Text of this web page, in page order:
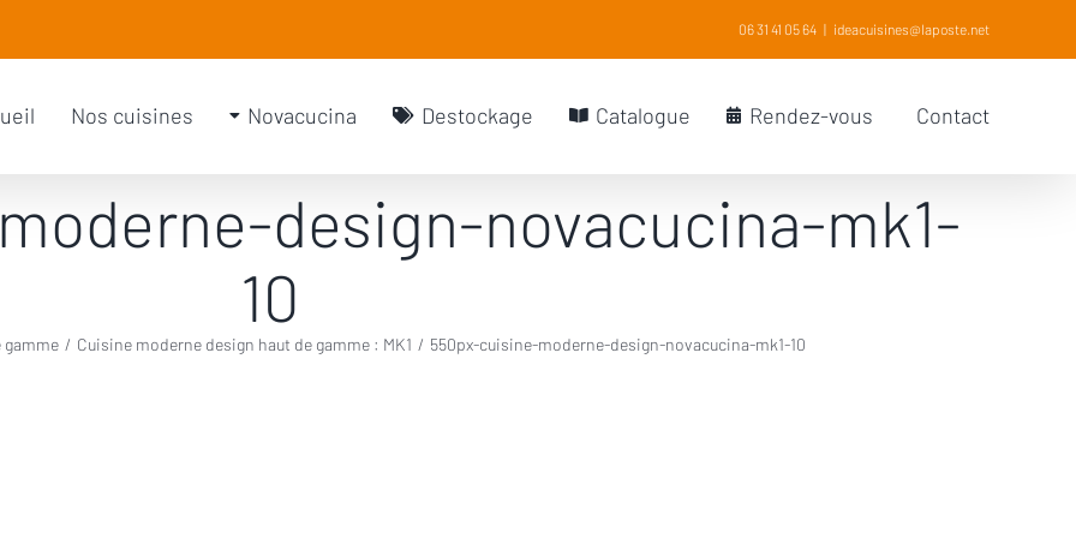
06 31 41 05 64 | ideacuisines@laposte.net
Nos cuisines Novacucina Destockage Catalogue Rendez-vous Contact
design-novacucina-mk1-
10
gamme / Cuisine moderne design haut de gamme : MK1 / 550px-cuisine-moderne-design-novacucina-mk1-10